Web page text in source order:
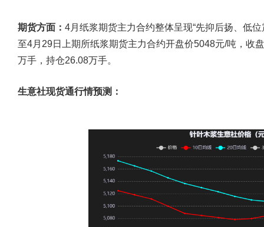
期货方面： 4月纸浆期货主力合约整体呈现“先抑后扬、低
至4月29日上期所纸浆期货主力合约开盘价5048元/吨，收
万手，持仓26.08万手。
生意社现货通行情预测：